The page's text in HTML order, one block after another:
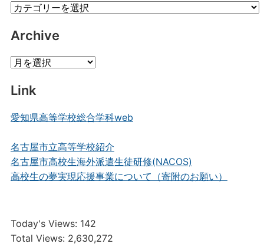
Category
Archive
Archive
Link
愛知県高等学校総合学科web
名古屋市立高等学校紹介
名古屋市高校生海外派遣生徒研修(NACOS)
高校生の夢実現応援事業について（寄附のお願い）
Today's Views: 142
Total Views: 2,630,272